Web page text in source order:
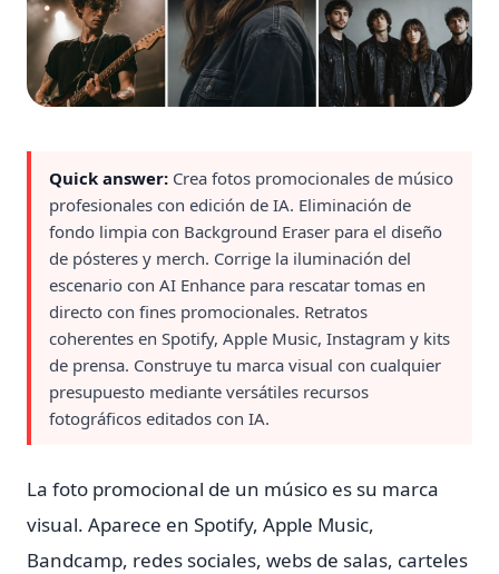
Quick answer: Crea fotos promocionales de músico
profesionales con edición de IA. Eliminación de
fondo limpia con Background Eraser para el diseño
de pósteres y merch. Corrige la iluminación del
escenario con AI Enhance para rescatar tomas en
directo con fines promocionales. Retratos
coherentes en Spotify, Apple Music, Instagram y kits
de prensa. Construye tu marca visual con cualquier
presupuesto mediante versátiles recursos
fotográficos editados con IA.
La foto promocional de un músico es su marca
visual. Aparece en Spotify, Apple Music,
Bandcamp, redes sociales, webs de salas, carteles